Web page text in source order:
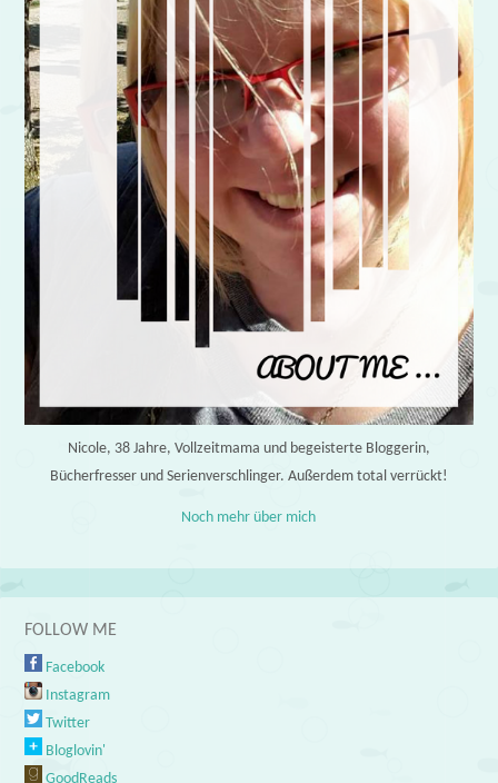
Nicole, 38 Jahre, Vollzeitmama und begeisterte Bloggerin,
Bücherfresser und Serienverschlinger. Außerdem total verrückt!
Noch mehr über mich
FOLLOW ME
Facebook
Instagram
Twitter
Bloglovin'
GoodReads